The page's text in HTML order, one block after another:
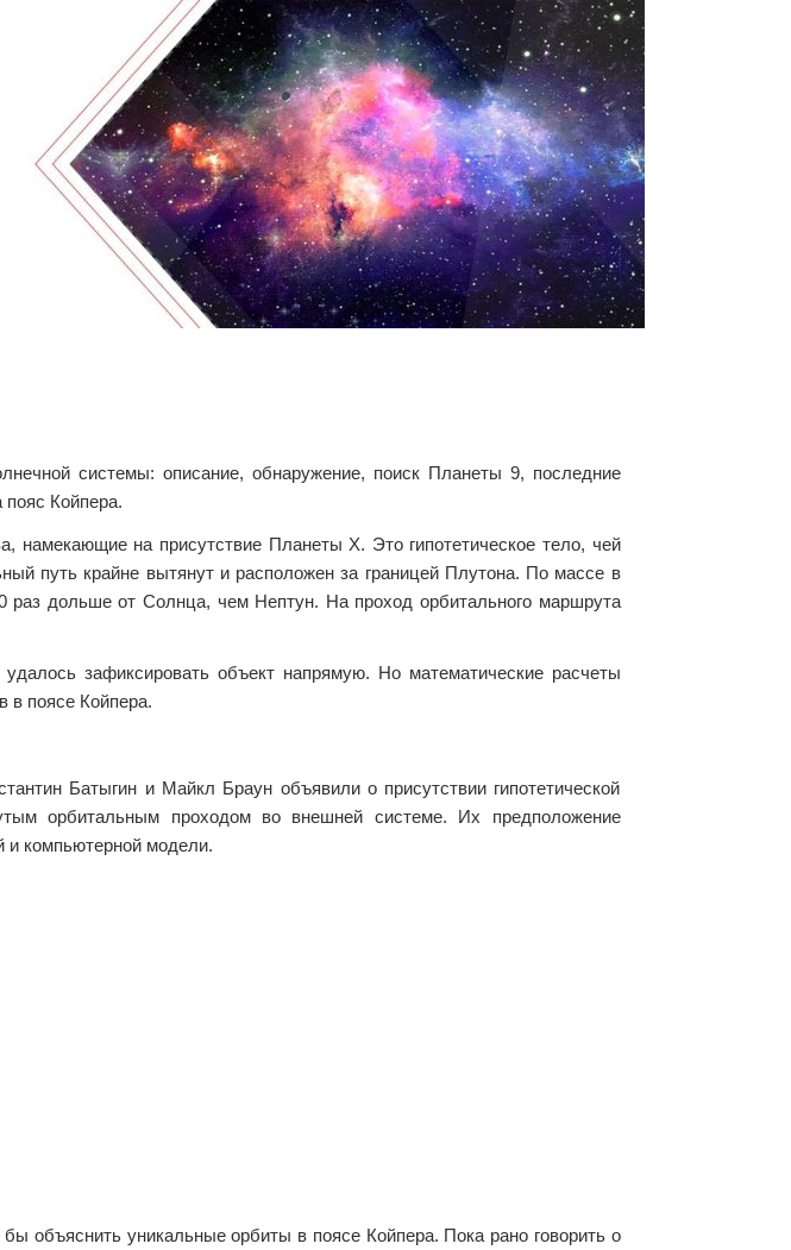
системы: описание, обнаружение, поиск Планеты 9, последние
пояс Койпера.
намекающие на присутствие Планеты Х. Это гипотетическое тело, чей
путь крайне вытянут и расположен за границей Плутона. По массе в
раз дольше от Солнца, чем Нептун. На проход орбитального маршрута
зафиксировать объект напрямую. Но математические расчеты
в поясе Койпера.
Батыгин и Майкл Браун объявили о присутствии гипотетической
орбитальным проходом во внешней системе. Их предположение
и компьютерной модели.
бы объяснить уникальные орбиты в поясе Койпера. Пока рано говорить о